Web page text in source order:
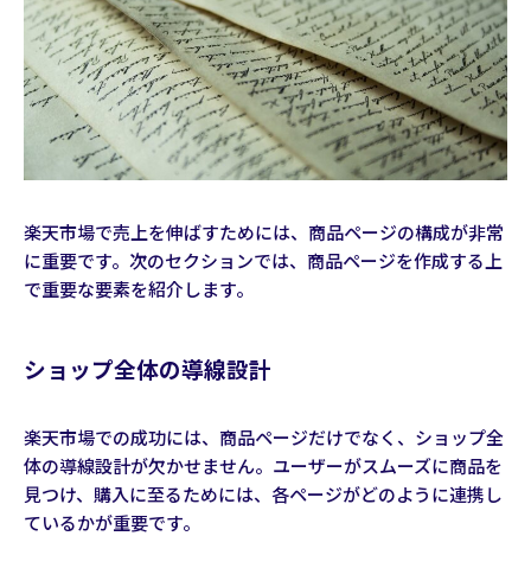
楽天市場で売上を伸ばすためには、商品ページの構成が非常
に重要です。次のセクションでは、商品ページを作成する上
で重要な要素を紹介します。
ショップ全体の導線設計
楽天市場での成功には、商品ページだけでなく、ショップ全
体の導線設計が欠かせません。ユーザーがスムーズに商品を
見つけ、購入に至るためには、各ページがどのように連携し
ているかが重要です。